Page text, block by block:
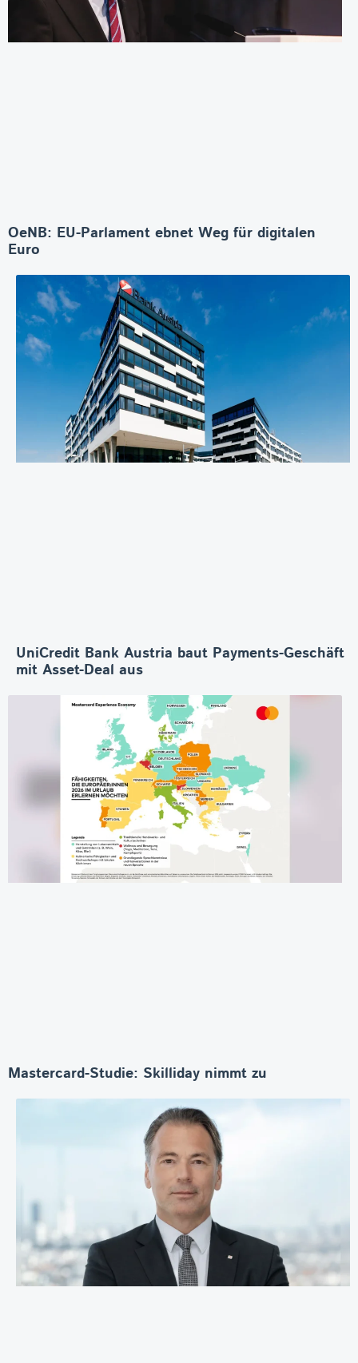
OeNB: EU-Parlament ebnet Weg für digitalen
Euro
UniCredit Bank Austria baut Payments-Geschäft
mit Asset-Deal aus
Mastercard-Studie: Skilliday nimmt zu